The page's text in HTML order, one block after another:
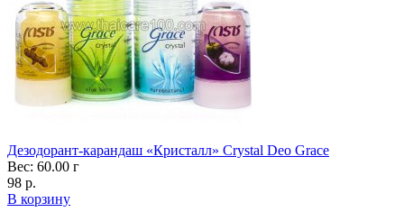
Дезодорант-карандаш «Кристалл» Crystal Deo Grace
Вес: 60.00 г
98 р.
В корзину